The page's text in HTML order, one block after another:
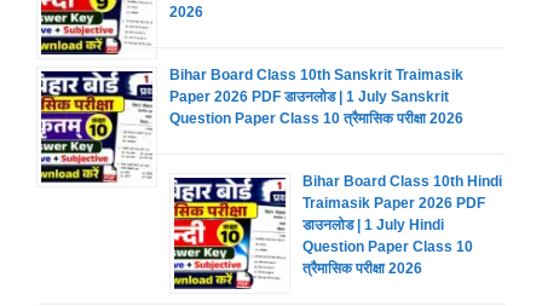
2026
Bihar Board Class 10th Sanskrit Traimasik
Paper 2026 PDF डाउनलोड | 1 July Sanskrit
Question Paper Class 10 त्रैमासिक परीक्षा 2026
Bihar Board Class 10th Hindi
Traimasik Paper 2026 PDF
डाउनलोड | 1 July Hindi
Question Paper Class 10
त्रैमासिक परीक्षा 2026